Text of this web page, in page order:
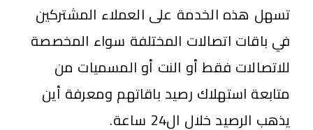
تسهل هذه الخدمة على العملاء المشتركين
في باقات اتصالات المختلفة سواء المخصصة
للاتصالات فقط أو النت أو المسميات من
متابعة استهلاك رصيد باقاتهم ومعرفة أين
يذهب الرصيد خلال ال24 ساعة.